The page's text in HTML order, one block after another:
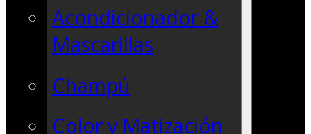
Acondicionador &
Mascarillas
Champú
Color y Matización